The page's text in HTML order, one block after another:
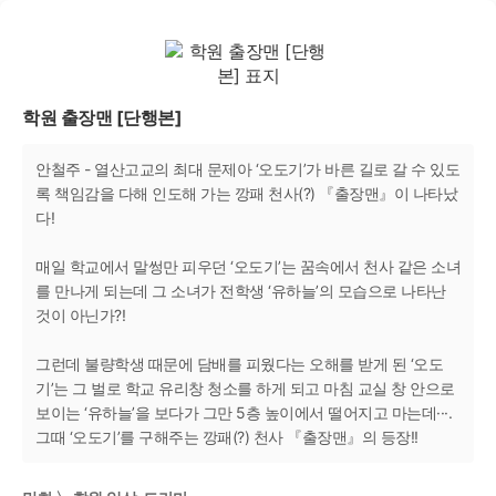
학원 출장맨 [단행본]
안철주 - 열산고교의 최대 문제아 ‘오도기’가 바른 길로 갈 수 있도
록 책임감을 다해 인도해 가는 깡패 천사(?) 『출장맨』이 나타났
다!
매일 학교에서 말썽만 피우던 ‘오도기’는 꿈속에서 천사 같은 소녀
를 만나게 되는데 그 소녀가 전학생 ‘유하늘’의 모습으로 나타난
것이 아닌가?!
그런데 불량학생 때문에 담배를 피웠다는 오해를 받게 된 ‘오도
기’는 그 벌로 학교 유리창 청소를 하게 되고 마침 교실 창 안으로
보이는 ‘유하늘’을 보다가 그만 5층 높이에서 떨어지고 마는데···.
그때 ‘오도기’를 구해주는 깡패(?) 천사 『출장맨』의 등장!!